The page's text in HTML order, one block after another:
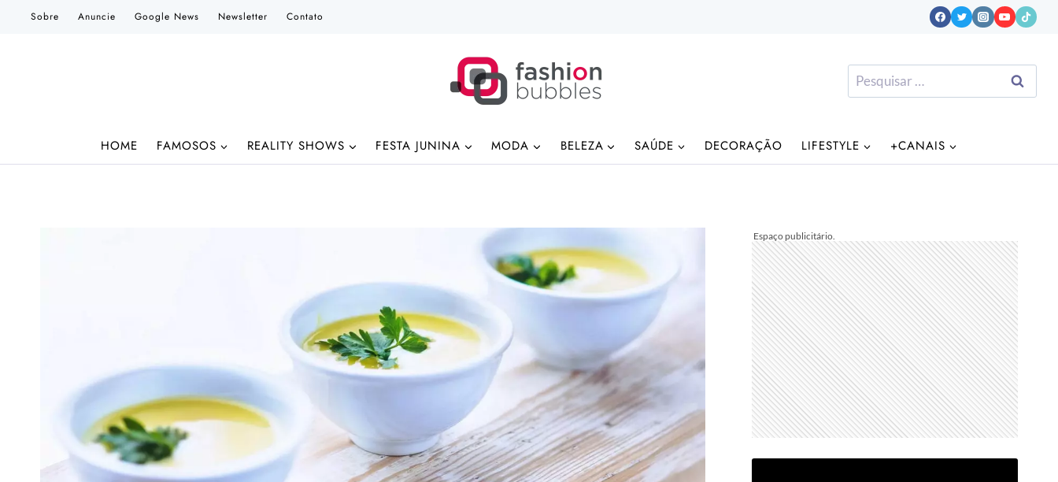
Sobre Anuncie Google News Newsletter Contato
Pesquisar
por:
HOME FAMOSOS REALITY SHOWS FESTA JUNINA MODA BELEZA SAÚDE DECORAÇÃO LIFESTYLE +CANAIS